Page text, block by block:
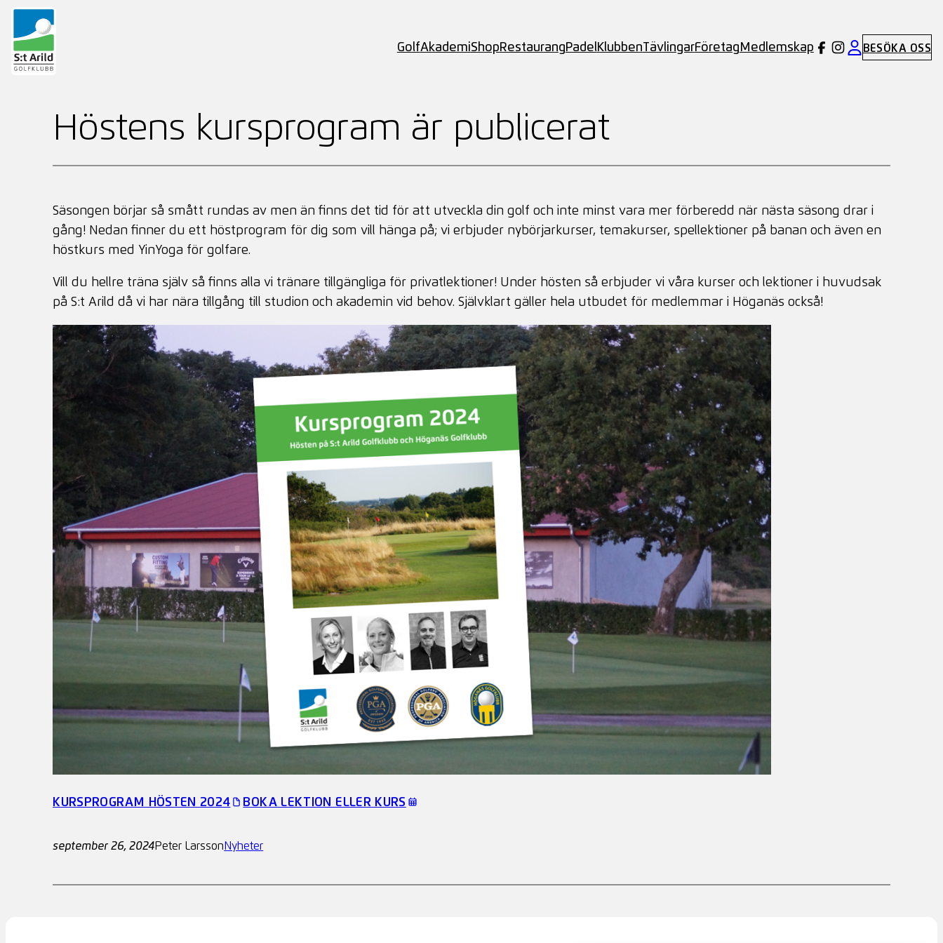
GolfAkademiShopRestaurangPadelKlubbenTävlingarFöretag Medlemskap BESÖKA OSS
Höstens kursprogram är publicerat
Säsongen börjar så smått rundas av men än finns det tid för att utveckla din golf och inte minst vara mer förberedd när nästa säsong drar i
gång! Nedan finner du ett höstprogram för dig som vill hänga på; vi erbjuder nybörjarkurser, temakurser, spellektioner på banan och även en
höstkurs med YinYoga för golfare.
Vill du hellre träna själv så finns alla vi tränare tillgängliga för privatlektioner! Under hösten så erbjuder vi våra kurser och lektioner i huvudsak
på S:t Arild då vi har nära tillgång till studion och akademin vid behov. Självklart gäller hela utbudet för medlemmar i Höganäs också!
KURSPROGRAM HÖSTEN 2024 BOKA LEKTION ELLER KURS
september 26, 2024Peter LarssonNyheter